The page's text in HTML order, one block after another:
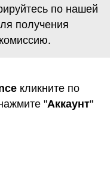
по нашей
получения
кликните по
"Аккаунт"